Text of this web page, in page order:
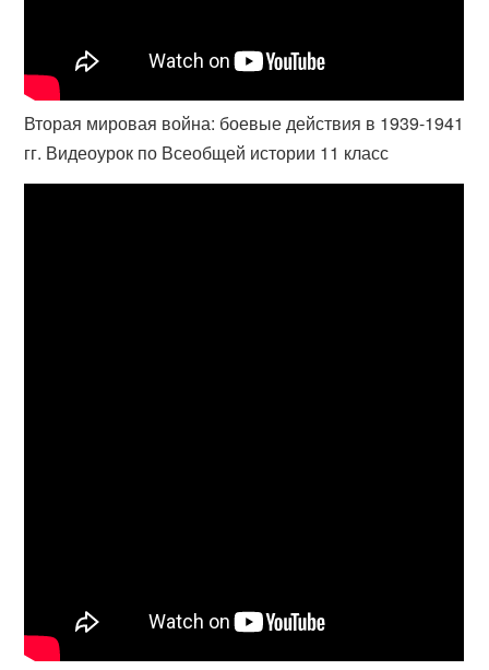
Вторая мировая война: боевые действия в 1939-1941
гг. Видеоурок по Всеобщей истории 11 класс